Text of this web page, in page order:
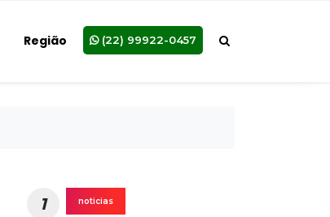
Região (22) 99922-0457
1 noticias